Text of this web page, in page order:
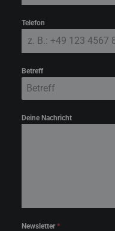
Telefon
Betreff
Betreff
Deine Nachricht
Newsletter*